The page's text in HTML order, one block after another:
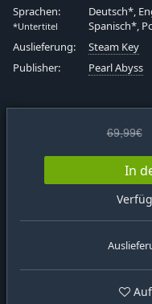
Sprachen:
*Untertitel
Deutsch*,
Spanisch*,
Auslieferung:
Steam Key
Publisher:
Pearl Abyss
69,99€
In
Auf